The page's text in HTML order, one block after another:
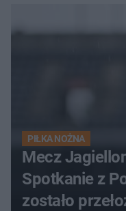
PIŁKA NOŻNA
Mecz
Spotkanie z
zostało